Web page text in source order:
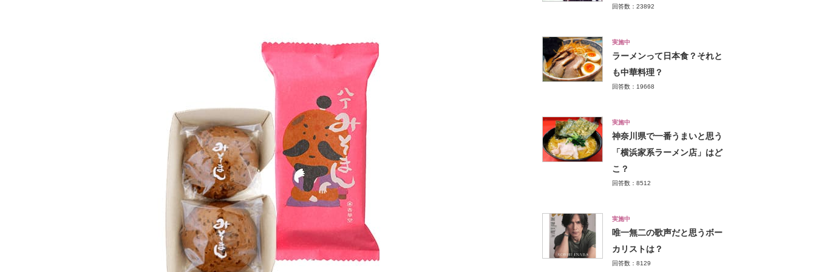
回答数：23892
実施中
ラーメンって日本食？それと
も中華料理？
回答数：19668
実施中
神奈川県で一番うまいと思う
「横浜家系ラーメン店」はど
こ？
回答数：8512
実施中
唯一無二の歌声だと思うボー
カリストは？
回答数：8129